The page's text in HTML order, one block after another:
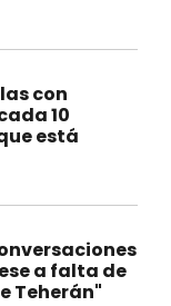
con
10
está
a falta de
Teherán"